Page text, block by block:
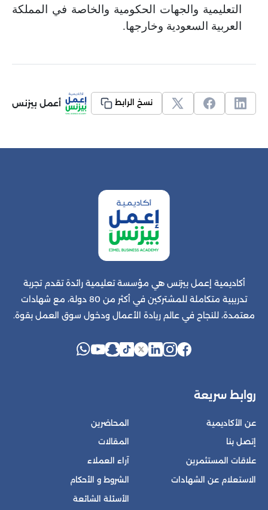
التعليمية والجهات الحكومية والخاصة في المملكة
العربية السعودية وخارجها.
نسخ الرابط أعمل بيزنس
أكاديمية إعمل بيزنس هي مؤسسة تعليمية رائدة تقدم تجربة
تدريبية متكاملة للمشتركين في أكثر من 80 دولة، مع شهادات
معتمدة، للنجاح في عالم ريادة الأعمال ودخول سوق العمل بقوة.
روابط سريعة
عن الأكاديمية
إتصل بنا
علاقات المستثمرين
الاستعلام عن الشهادات
المحاضرين
المقالات
آراء العملاء
الشروط و الأحكام
الأسئلة الشائعة